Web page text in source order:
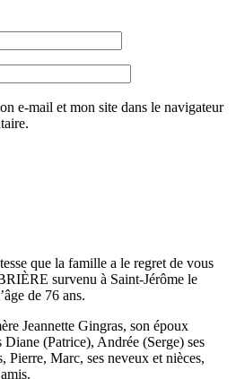
e-mail et mon site dans le navigateur
que la famille a le regret de vous
survenu à Saint-Jérôme le
de 76 ans.
Jeannette Gingras, son époux
(Patrice), Andrée (Serge) ses
Pierre, Marc, ses neveux et nièces,